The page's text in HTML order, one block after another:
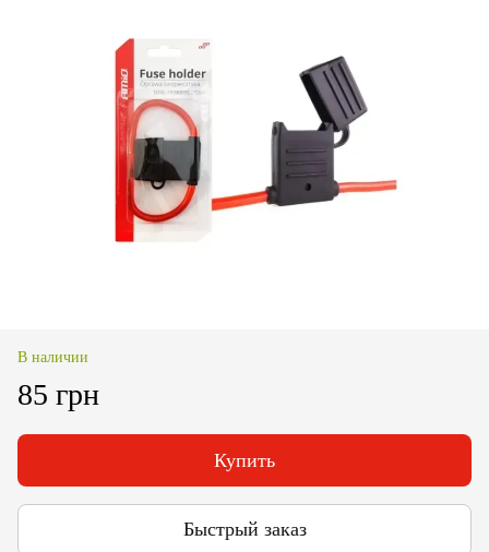
В наличии
85 грн
Купить
Быстрый заказ